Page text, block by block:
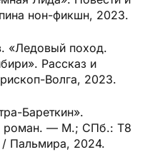
нон-фикшн, 2023.
«Ледовый поход.
Рассказ и
Волга, 2023.
Бареткин».
роман. — М.; СПб.: Т8
/ Пальмира, 2024.